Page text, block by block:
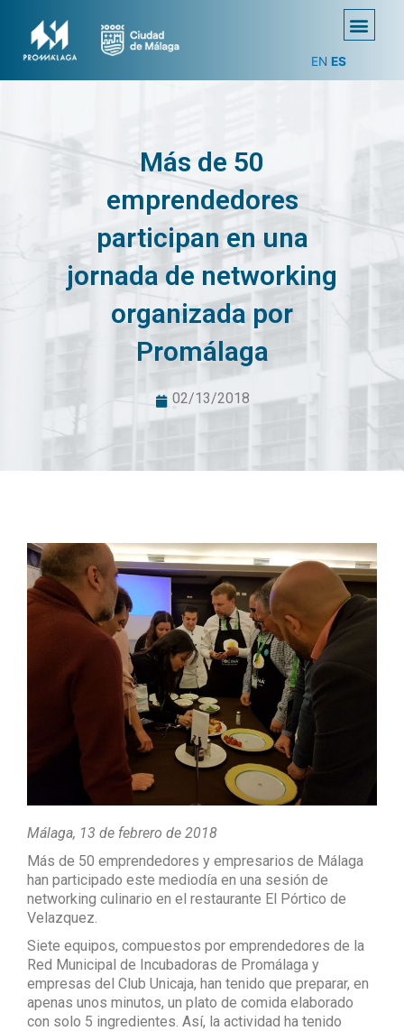
EN ES
Más de 50
emprendedores
participan en una
jornada de networking
organizada por
Promálaga
02/13/2018
Málaga, 13 de febrero de 2018
Más de 50 emprendedores y empresarios de Málaga
han participado este mediodía en una sesión de
networking culinario en el restaurante El Pórtico de
Velazquez.
Siete equipos, compuestos por emprendedores de la
Red Municipal de Incubadoras de Promálaga y
empresas del Club Unicaja, han tenido que preparar, en
apenas unos minutos, un plato de comida elaborado
con solo 5 ingredientes. Así, la actividad ha tenido